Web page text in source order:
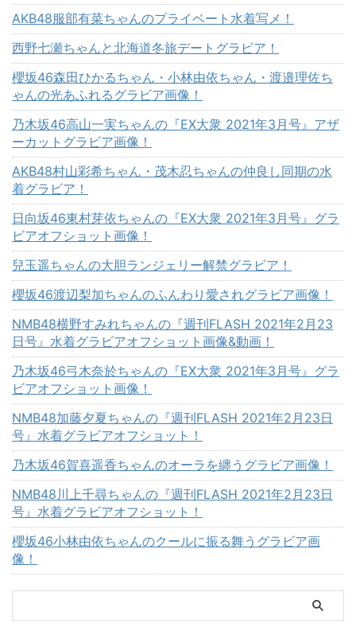
AKB48服部有菜ちゃんのプライベート水着写メ！
西野七瀬ちゃんと北海道冬旅デートグラビア！
櫻坂46森田ひかるちゃん・小林由依ちゃん・渡邉理佐ち
ゃんの光あふれるグラビア画像！
乃木坂46高山一実ちゃんの『EX大衆 2021年3月号』アザ
ーカットグラビア画像！
AKB48村山彩希ちゃん・茂木忍ちゃんの仲良し同期の水
着グラビア！
日向坂46東村芽依ちゃんの『EX大衆 2021年3月号』グラ
ビアオフショット画像！
兒玉遥ちゃんの大胆ランジェリー解禁グラビア！
櫻坂46渡辺梨加ちゃんのふんわり愛されグラビア画像！
NMB48横野すみれちゃんの『週刊FLASH 2021年2月23
日号』水着グラビアオフショット画像&動画！
乃木坂46弓木奈於ちゃんの『EX大衆 2021年3月号』グラ
ビアオフショット画像！
NMB48加藤夕夏ちゃんの『週刊FLASH 2021年2月23日
号』水着グラビアオフショット！
乃木坂46賀喜遥香ちゃんのオーラを纏うグラビア画像！
NMB48川上千尋ちゃんの『週刊FLASH 2021年2月23日
号』水着グラビアオフショット！
櫻坂46小林由依ちゃんのクールに振る舞うグラビア画
像！